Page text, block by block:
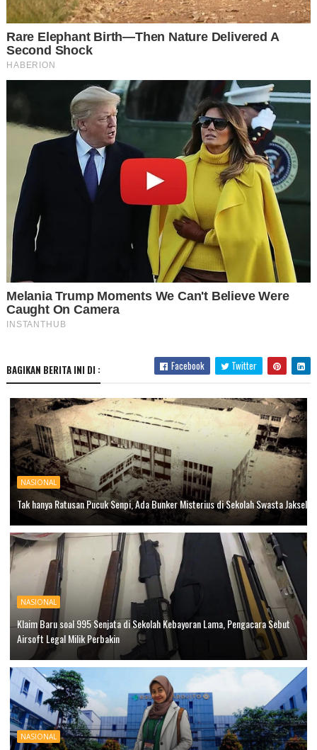
BAGIKAN BERITA INI DI : Facebook Twitter
NASIONAL
Tak hanya Ratusan Pucuk Senpi, Ada Bunker Misterius di Sekolah Swasta Jaksel
NASIONAL
Klaim Baru soal 995 Senjata di Sekolah Kebayoran Lama, Pengacara Sebut
Airsoft Legal Milik Perbakin
NASIONAL